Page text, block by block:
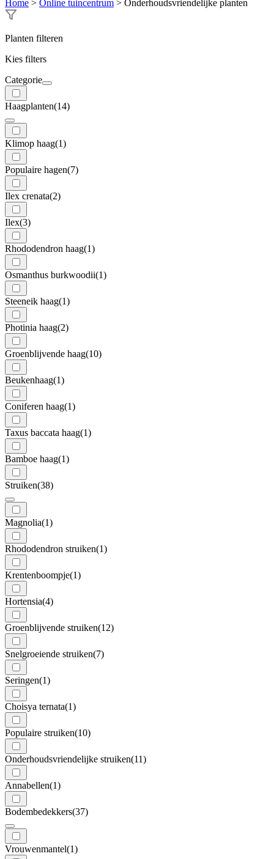
Home > Online tuincentrum > Onderhoudsvriendelijke planten
Planten filteren
Kies filters
Categorie
Haagplanten(14)
Klimop haag(1)
Populaire hagen(7)
Ilex crenata(2)
Ilex(3)
Rhododendron haag(1)
Osmanthus burkwoodii(1)
Steeneik haag(1)
Photinia haag(2)
Groenblijvende haag(10)
Beukenhaag(1)
Coniferen haag(1)
Taxus baccata haag(1)
Bamboe haag(1)
Struiken(38)
Magnolia(1)
Rhododendron struiken(1)
Krentenboompje(1)
Hortensia(4)
Groenblijvende struiken(12)
Snelgroeiende struiken(7)
Seringen(1)
Choisya ternata(1)
Populaire struiken(10)
Onderhoudsvriendelijke struiken(11)
Annabellen(1)
Bodembedekkers(37)
Vrouwenmantel(1)